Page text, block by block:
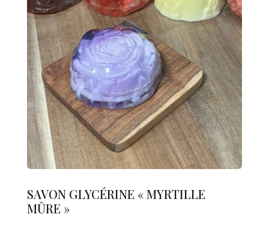
SAVON GLYCÉRINE « MYRTILLE
MÛRE »